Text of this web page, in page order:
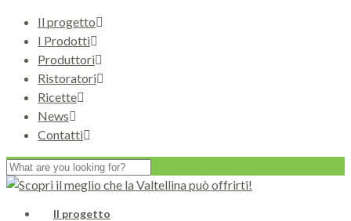
Il progetto
I Prodotti
Produttori
Ristoratori
Ricette
News
Contatti
Il progetto